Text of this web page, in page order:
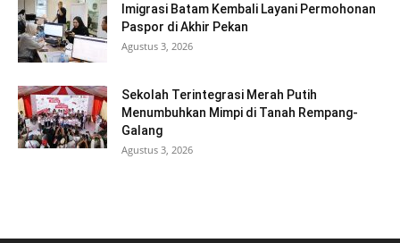
Imigrasi Batam Kembali Layani Permohonan
Paspor di Akhir Pekan
Agustus 3, 2026
Sekolah Terintegrasi Merah Putih
Menumbuhkan Mimpi di Tanah Rempang-
Galang
Agustus 3, 2026